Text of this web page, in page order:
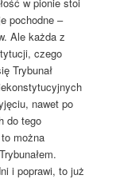
pochodne –
Ale każda z
czego
Trybunał
nawet po
do tego
można
i poprawi, to już